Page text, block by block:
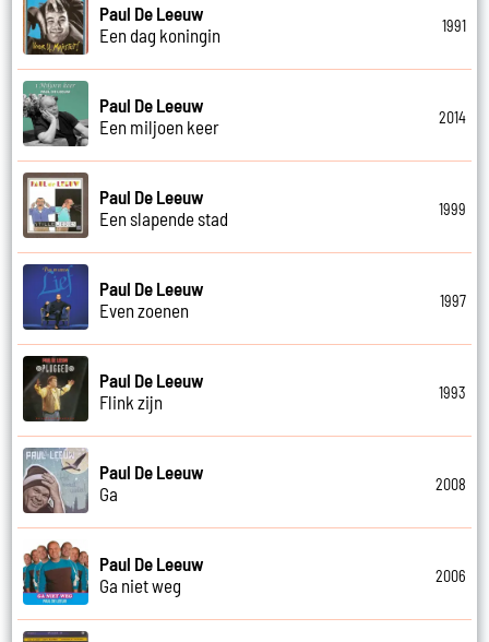
Paul De Leeuw
Een dag koningin
1991
Paul De Leeuw
Een miljoen keer
2014
Paul De Leeuw
Een slapende stad
1999
Paul De Leeuw
Even zoenen
1997
Paul De Leeuw
Flink zijn
1993
Paul De Leeuw
Ga
2008
Paul De Leeuw
Ga niet weg
2006